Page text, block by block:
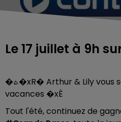
Le 17 juillet à 9h
�ܬ️�xR� Arthur & Lily vous
vacances �xÈ
Tout l'été, continuez de